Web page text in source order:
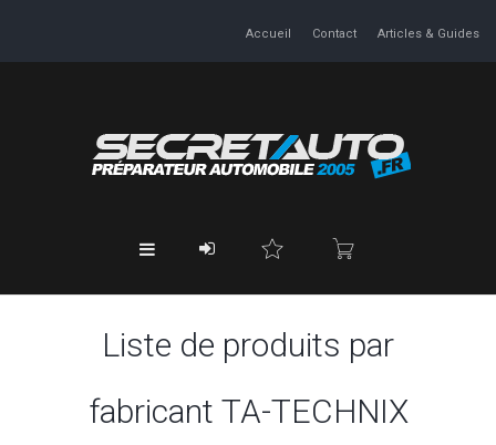
Accueil Contact Articles & Guides
Liste de produits par
fabricant TA-TECHNIX